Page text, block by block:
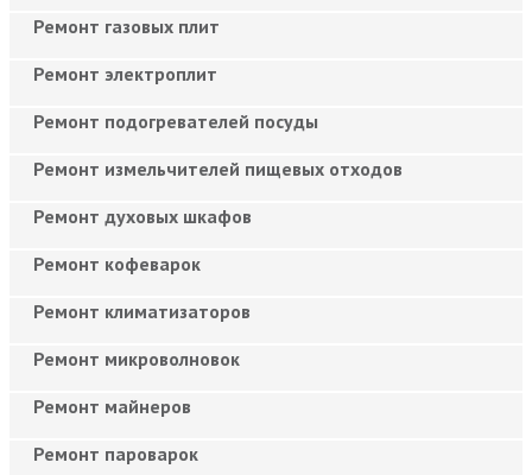
Ремонт газовых плит
Ремонт электроплит
Ремонт подогревателей посуды
Ремонт измельчителей пищевых отходов
Ремонт духовых шкафов
Ремонт кофеварок
Ремонт климатизаторов
Ремонт микроволновок
Ремонт майнеров
Ремонт пароварок